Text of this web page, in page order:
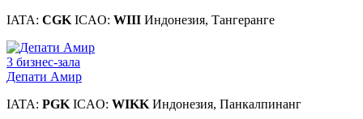
IATA: CGK ICAO: WIII Индонезия, Тангеранге
3 бизнес-зала
Депати Амир
IATA: PGK ICAO: WIKK Индонезия, Панкалпинанг